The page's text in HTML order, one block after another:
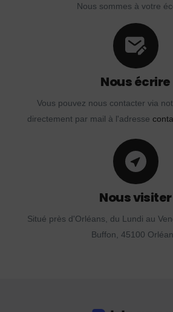
Nous sommes à votre
Nous écrire
Vous pouvez nous contacter via
directement par mail à l'adresse
Nous visiter
Situé près d'Orléans, du Lundi au
Buffon, 45100